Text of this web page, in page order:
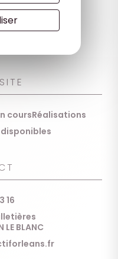
coursRéalisations
16
LE BLANC